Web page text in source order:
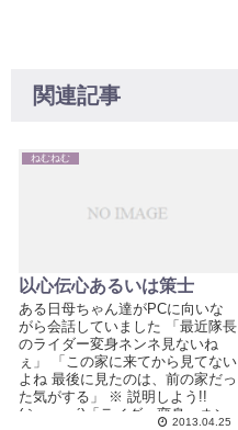
関連記事
ねむねむ
以心伝心あるいは策士
ある日母ちゃん達がPCに向いな
がら会話していました 「最近隊長
のライダー変身ネンネ見ないね
ぇ」 「この家に来てから見てない
よね 最後に見たのは、前の家だっ
た気がする」 ※ 説明しよう!!
(｀・ω・´)「ライダー変身」ネン
2013.04.25